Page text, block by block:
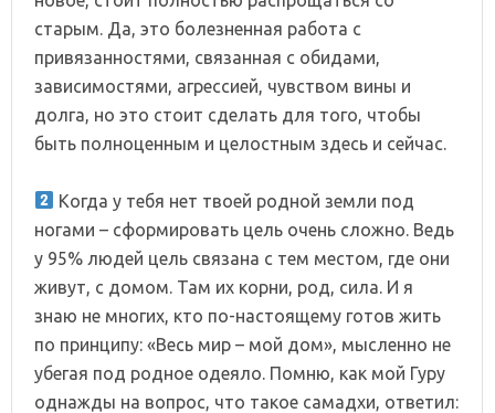
старым. Да, это болезненная работа с
привязанностями, связанная с обидами,
зависимостями, агрессией, чувством вины и
долга, но это стоит сделать для того, чтобы
быть полноценным и целостным здесь и сейчас.
Когда у тебя нет твоей родной земли под
ногами – сформировать цель очень сложно. Ведь
у 95% людей цель связана с тем местом, где они
живут, с домом. Там их корни, род, сила. И я
знаю не многих, кто по-настоящему готов жить
по принципу: «Весь мир – мой дом», мысленно не
убегая под родное одеяло. Помню, как мой Гуру
однажды на вопрос, что такое самадхи, ответил: